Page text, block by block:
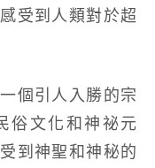
受到人類對於超
個引人入勝的宗
俗文化和神祕元
到神聖和神秘的